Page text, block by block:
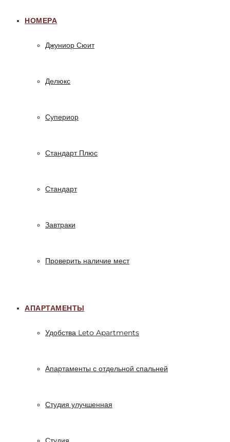
НОМЕРА
Джуниор Сюит
Делюкс
Супериор
Стандарт Плюс
Стандарт
Завтраки
Проверить наличие мест
АПАРТАМЕНТЫ
Удобства Leto Apartments
Апартаменты с отдельной спальней
Студия улучшенная